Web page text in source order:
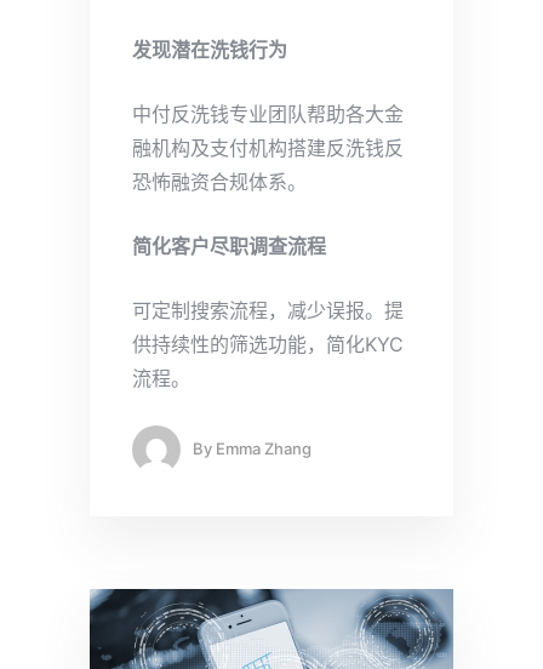
发现潜在洗钱行为
中付反洗钱专业团队帮助各大金
融机构及支付机构搭建反洗钱反
恐怖融资合规体系。
简化客户尽职调查流程
可定制搜索流程，减少误报。提
供持续性的筛选功能，简化KYC
流程。
By Emma Zhang